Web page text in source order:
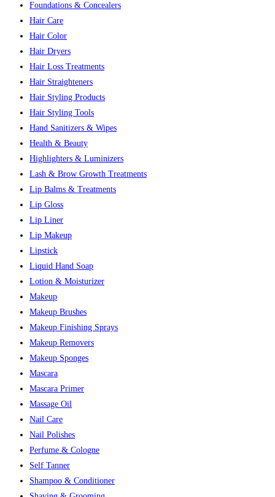
Foundations & Concealers
Hair Care
Hair Color
Hair Dryers
Hair Loss Treatments
Hair Straighteners
Hair Styling Products
Hair Styling Tools
Hand Sanitizers & Wipes
Health & Beauty
Highlighters & Luminizers
Lash & Brow Growth Treatments
Lip Balms & Treatments
Lip Gloss
Lip Liner
Lip Makeup
Lipstick
Liquid Hand Soap
Lotion & Moisturizer
Makeup
Makeup Brushes
Makeup Finishing Sprays
Makeup Removers
Makeup Sponges
Mascara
Mascara Primer
Massage Oil
Nail Care
Nail Polishes
Perfume & Cologne
Self Tanner
Shampoo & Conditioner